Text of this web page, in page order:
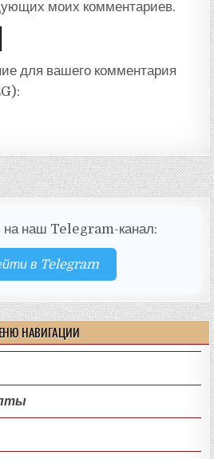
моих комментариев.
для вашего комментария
наш Telegram-канал:
в Telegram
НАВИГАЦИИ